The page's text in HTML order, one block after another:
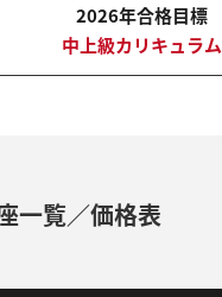
2026年合格目標
中上級カリキュラム
一覧／価格表